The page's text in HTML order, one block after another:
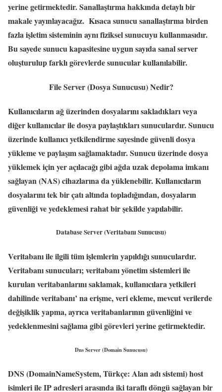
yerine getirmektedir. Sanallaştırma hakkında detaylı bir
makale yayınlayacağız. Kısaca sunucu sanallaştırma birden
fazla işletim sisteminin aynı fiziksel sunucuyu kullanmasıdır.
Bu sayede sunucu kapasitesine uygun sayıda sanal server
oluşturulup farklı görevlerde sunucular kullanılabilir.
File Server (Dosya Sunucusu) Nedir?
Kullanıcıların ağ üzerinden dosyalarını sakladıkları veya
diğer kullanıcılar ile dosya paylaştıkları sunuculardır. Sunucu
üzerinde kullanıcı yetkilendirme sayesinde güvenli dosya
yükleme ve paylaşım sağlamaktadır. Sunucu üzerinde dosya
yüklemek için yer açılacağı gibi ağda uzak depolama imkanı
sağlayan (NAS) cihazlarına da yüklenebilir. Kullanıcıların
dosyalarını tek bir çatı altında topladığından, dosyaların
güvenliği ve yedeklemesi rahat bir şekilde yapılabilir.
Database Server (Veritabanı Sunucusu)
Veritabanı ile ilgili tüm işlemlerin yapıldığı sunuculardır.
Veritabanı sunucuları; veritabanı yönetim sistemleri ile
kurulan veritabanlarını saklamak, kullanıcılara yetkileri
dahilinde veritabanı’ na erişme, veri ekleme, mevcut verilerde
değişiklik yapma, ayrıca veritabanlarının güvenliğini ve
yedeklenmesini sağlama gibi görevleri yerine getirmektedir.
Dns Server (Domain Sunucusu)
DNS (DomainNameSystem, Türkçe: Alan adı sistemi) host
isimleri ile IP adresleri arasında iki taraflı döngü sağlayan bir